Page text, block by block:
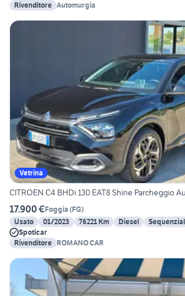
Rivenditore Automurgia
Vetrina
CITROEN C4 BHDi 130 EAT8 Shine Parcheggio
17.900 €Foggia (FG)
Usato
01/2023 76221 Km Diesel
Spoticar
Rivenditore ROMANO CAR